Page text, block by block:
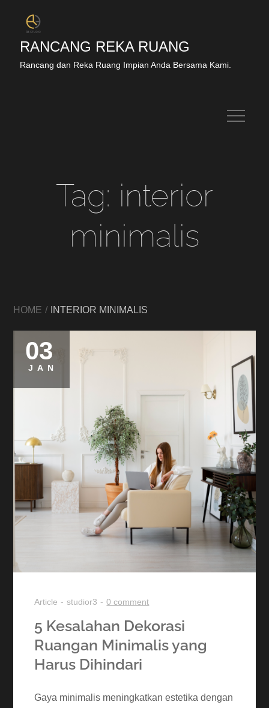
RANCANG REKA RUANG
Rancang dan Reka Ruang Impian Anda Bersama Kami.
Tag: interior
minimalis
HOME INTERIOR MINIMALIS
03
JAN
Article studior3 0 comment
5 Kesalahan Dekorasi
Ruangan Minimalis yang
Harus Dihindari
Gaya minimalis meningkatkan estetika dengan